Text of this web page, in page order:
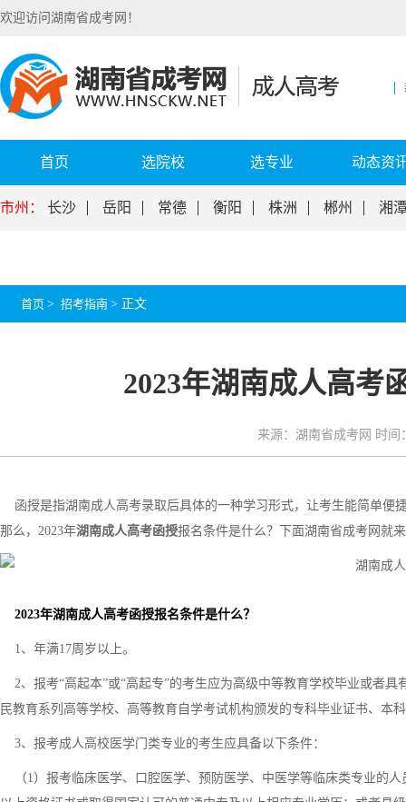
欢迎访问湖南省成考网！
首页 选院校 选专业 动态资
市州： 长沙 岳阳 常德 衡阳 株洲 郴州 湘
首页 > 招考指南 > 正文
2023年湖南成人高考
来源：湖南省成考网 时间
函授是指湖南成人高考录取后具体的一种学习形式，让考生能简单便
那么，2023年湖南成人高考函授报名条件是什么？下面湖南省成考网就
2023年湖南成人高考函授报名条件是什么？
1、年满17周岁以上。
2、报考“高起本”或“高起专”的考生应为高级中等教育学校毕业或者
民教育系列高等学校、高等教育自学考试机构颁发的专科毕业证书、本
3、报考成人高校医学门类专业的考生应具备以下条件：
（1）报考临床医学、口腔医学、预防医学、中医学等临床类专业的